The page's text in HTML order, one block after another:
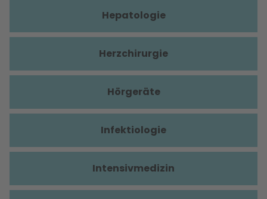
Hepatologie
Herzchirurgie
Hörgeräte
Infektiologie
Intensivmedizin